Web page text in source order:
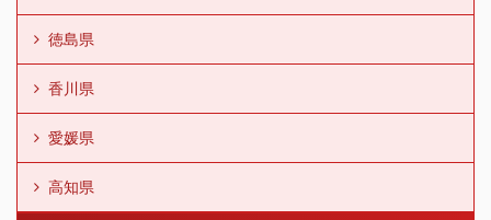
徳島県
香川県
愛媛県
高知県